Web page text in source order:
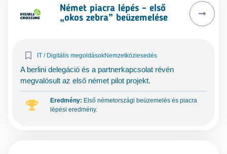
Német piacra lépés – első
„okos zebra” beüzemelése
IT / Digitális megoldásokNemzetköziesedés
A berlini delegáció és a partnerkapcsolat révén
megvalósult az első német pilot projekt.
Eredmény: Első németországi beüzemelés és piacra
lépési eredmény.